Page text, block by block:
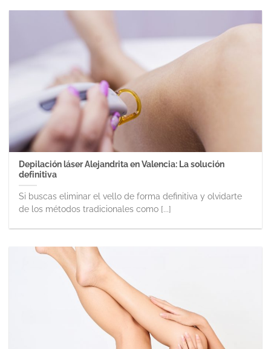
Depilación láser Alejandrita en Valencia: La solución
definitiva
Si buscas eliminar el vello de forma definitiva y olvidarte
de los métodos tradicionales como [...]